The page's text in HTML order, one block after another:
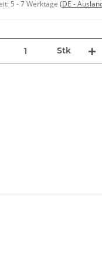
5 - 7 Werktage (DE -
Stk